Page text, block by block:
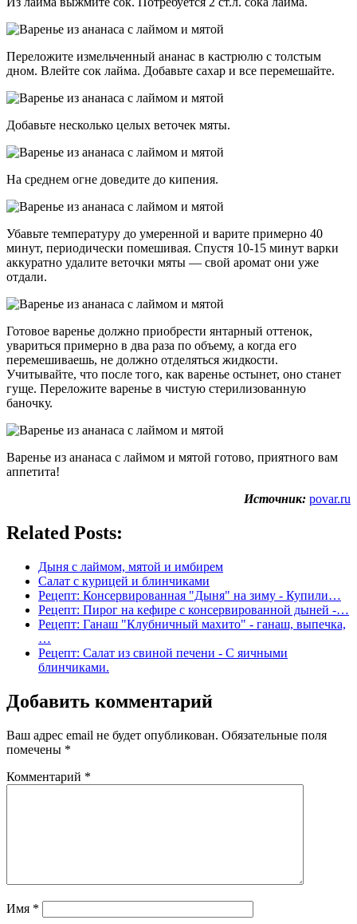
Переложите измельченный ананас в кастрюлю с толстым
дном. Влейте сок лайма. Добавьте сахар и все перемешайте.
Добавьте несколько целых веточек мяты.
На среднем огне доведите до кипения.
Убавьте температуру до умеренной и варите примерно 40
минут, периодически помешивая. Спустя 10-15 минут варки
аккуратно удалите веточки мяты — свой аромат они уже
отдали.
Готовое варенье должно приобрести янтарный оттенок,
увариться примерно в два раза по объему, а когда его
перемешиваешь, не должно отделяться жидкости.
Учитывайте, что после того, как варенье остынет, оно станет
гуще. Переложите варенье в чистую стерилизованную
баночку.
Варенье из ананаса с лаймом и мятой готово, приятного вам
аппетита!
Источник: povar.ru
Related Posts:
Дыня с лаймом, мятой и имбирем
Салат с курицей и блинчиками
Рецепт: Консервированная "Дыня" на зиму - Купили…
Рецепт: Пирог на кефире с консервированной дыней -…
Рецепт: Ганаш "Клубничный махито" - ганаш, выпечка,
…
Рецепт: Салат из свиной печени - С яичными
блинчиками.
Добавить комментарий
Ваш адрес email не будет опубликован. Обязательные поля
помечены *
Комментарий *
Имя *